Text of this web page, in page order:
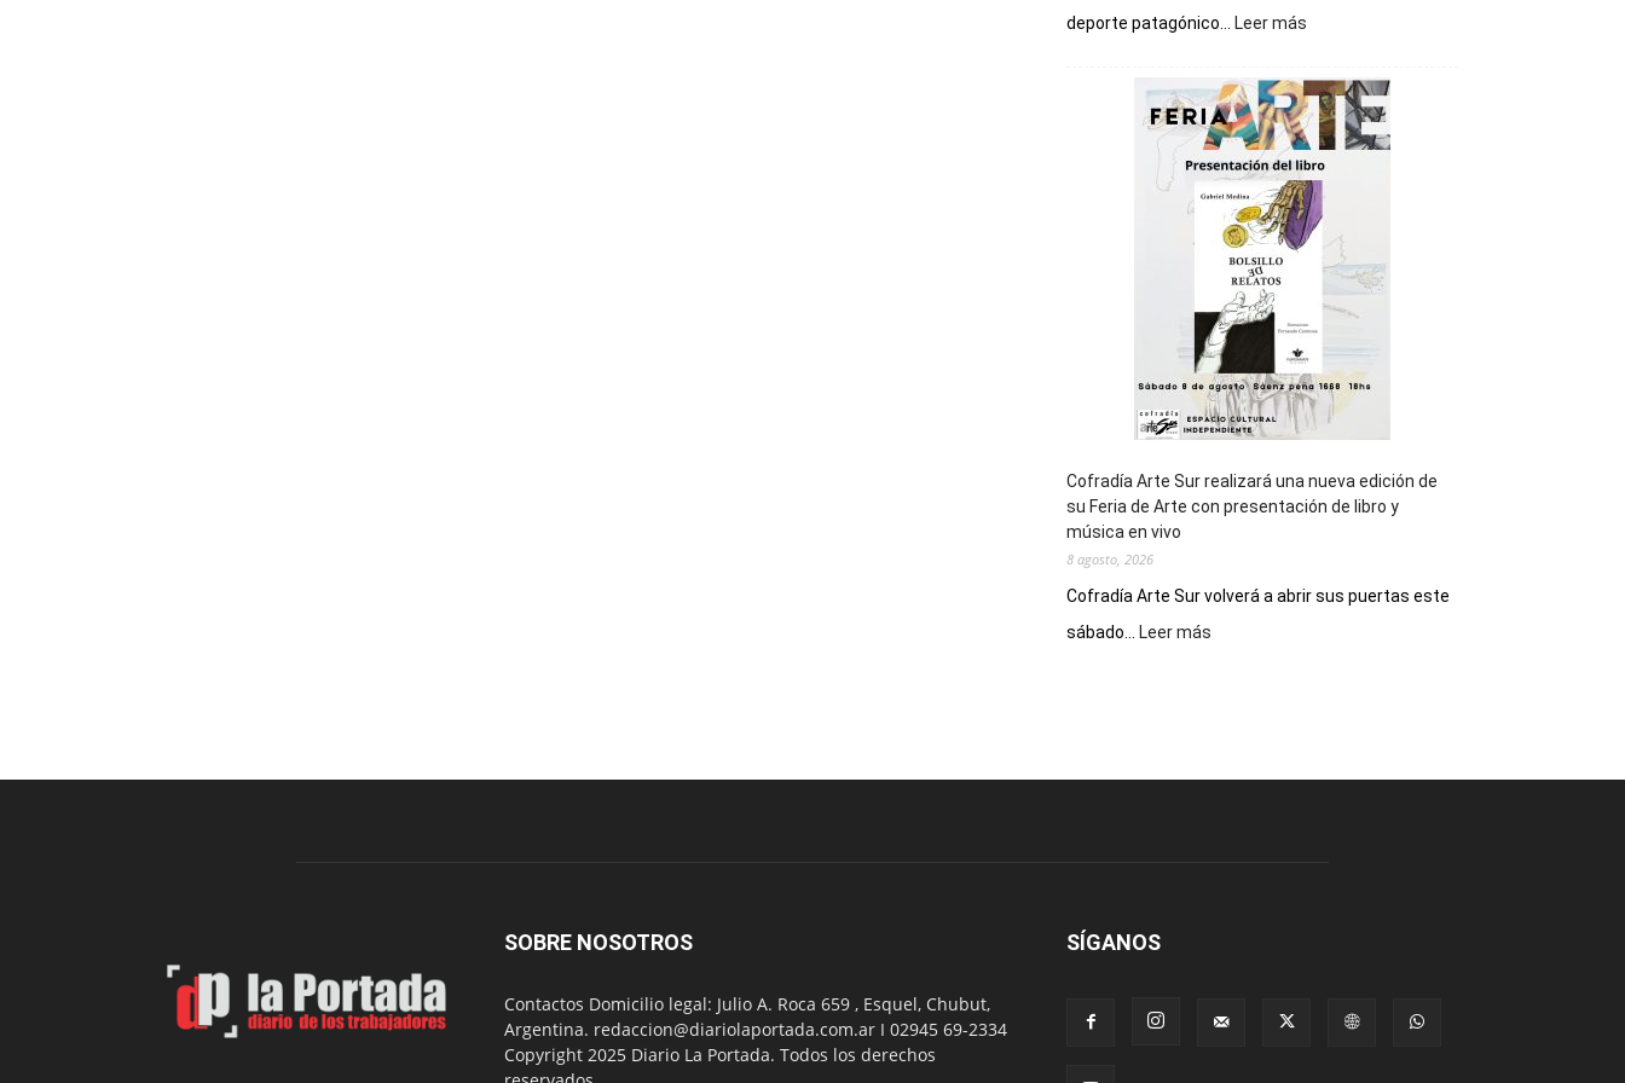
deporte patagónico...
Leer más
sede
del
cierre
general
de
los
Juegos
Epade
2027
Cofradía Arte Sur realizará una nueva edición de
su Feria de Arte con presentación de libro y
música en vivo
8 agosto, 2026
Cofradía Arte Sur volverá a abrir sus puertas este
sábado...
Leer más
nueva
SOBRE NOSOTROS
Contactos Domicilio legal: Julio A. Roca 659 , Esquel, Chubut,
Argentina. redaccion@diariolaportada.com.ar I 02945 69-2334
Copyright 2025 Diario La Portada. Todos los derechos
SÍGANOS